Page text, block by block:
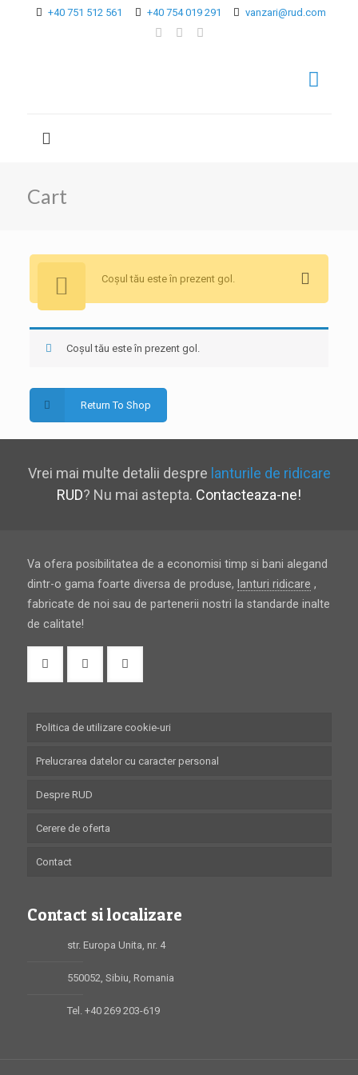
+40 751 512 561 +40 754 019 291 vanzari@rud.com
Cart
Coșul tău este în prezent gol.
Coșul tău este în prezent gol.
Return To Shop
Vrei mai multe detalii despre lanturile de ridicare
RUD? Nu mai astepta. Contacteaza-ne!
Va ofera posibilitatea de a economisi timp si bani alegand
dintr-o gama foarte diversa de produse, lanturi ridicare ,
fabricate de noi sau de partenerii nostri la standarde inalte
de calitate!
Politica de utilizare cookie-uri
Prelucrarea datelor cu caracter personal
Despre RUD
Cerere de oferta
Contact
Contact si localizare
str. Europa Unita, nr. 4
550052, Sibiu, Romania
Tel. +40 269 203-619